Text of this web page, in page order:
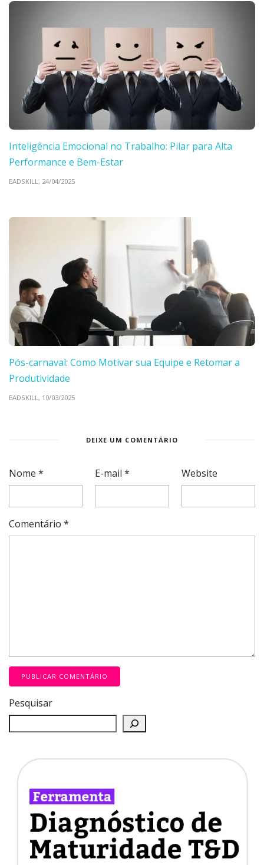
Inteligência Emocional no Trabalho: Pilar para Alta
Performance e Bem-Estar
EADSKILL, 24/04/2025
Pós-carnaval: Como Motivar sua Equipe e Retomar a
Produtividade
EADSKILL, 10/03/2025
DEIXE UM COMENTÁRIO
Nome * E-mail* Website
Comentário *
Pesquisar